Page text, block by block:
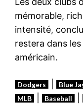
mémorable,
intensité,
restera dans
américain.
Dodgers Blue
MLB Baseball